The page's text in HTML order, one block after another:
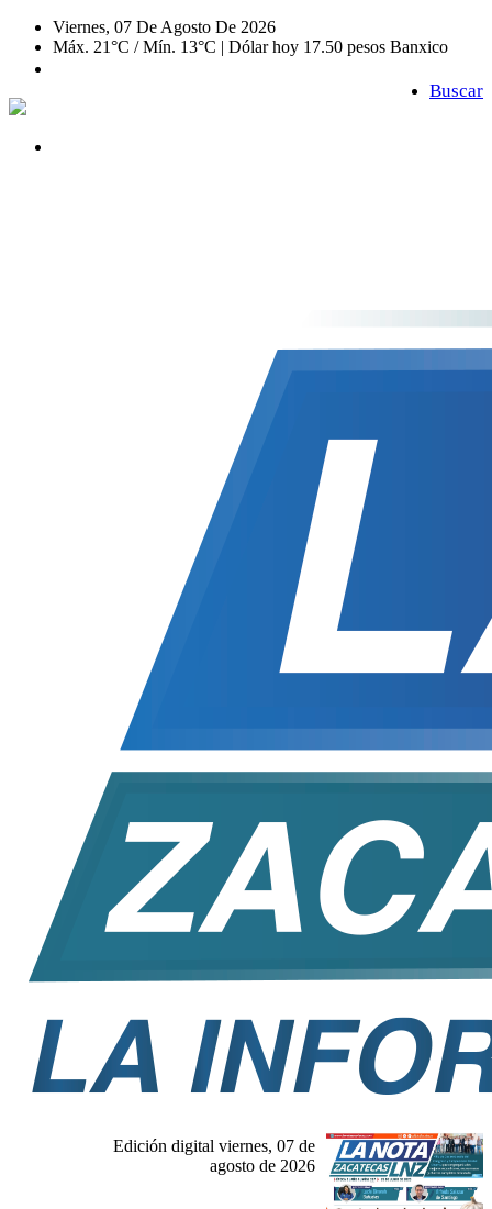
Viernes, 07 De Agosto De 2026
Máx. 21°C / Mín. 13°C | Dólar hoy 17.50 pesos Banxico
Buscar
Edición digital viernes, 07 de
agosto de 2026